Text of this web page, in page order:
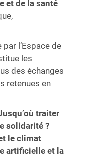
et de la santé
l’Espace de
les
des échanges
retenues en
traiter
solidarité ?
le climat
artificielle et la